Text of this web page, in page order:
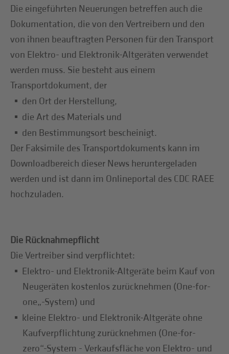
Die eingeführten Neuerungen betreffen auch die
Dokumentation, die von den Vertreibern und den
von ihnen beauftragten Personen für den Transport
von Elektro- und Elektronik-Altgeräten verwendet
werden muss. Sie besteht aus einem
Transportdokument, der
den Ort der Herstellung,
die Art des Materials und
den Bestimmungsort bescheinigt.
Der Faksimile des Transportdokuments kann im
Downloadbereich dieser News heruntergeladen
werden und ist dann im Onlineportal des CDC RAEE
hochzuladen.
Die Rücknahmepflicht
Die Vertreiber sind verpflichtet:
Elektro- und Elektronik-Altgeräte beim Kauf von
Neugeräten kostenlos zurücknehmen (One-for-
one„-System) und
kleine Elektro- und Elektronik-Altgeräte ohne
Kaufverpflichtung zurücknehmen (One-for-
zero“-System - Verkaufsfläche von Elektro- und